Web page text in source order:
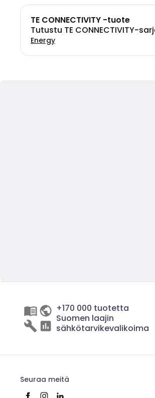
TE CONNECTIVITY -tuote
Tutustu TE CONNECTIVITY-
Energy
+170 000 tuotetta
Suomen laajin
sähkötarvikevalikoima
Seuraa meitä